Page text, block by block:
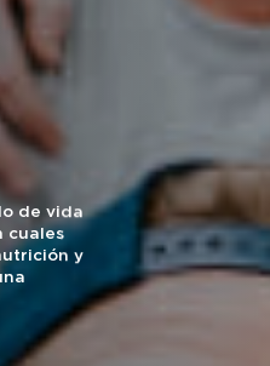
de vida
cuales
y